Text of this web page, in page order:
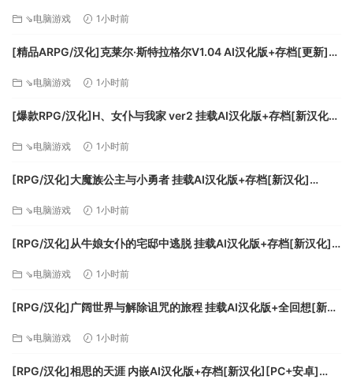
DirectX®:9
Sound:DirectX 10–compliant DirectX 9.0c–compliant
Additional:Peripherals Supported: Windows-
controller (Xbox 360 Controller for Windows
recommended). Requires UPLAY account.
RECOMMENDED:
Processor:2.66 GHz Intel® Core™2 Quad Q8400
Memory:4 GB RAM
DirectX®:11
Sound:(5.1 surround sound recommended)
Additional:Peripherals Supported: Windows-
⇘电脑游戏 1小时前
[精品ARPG/汉化]克莱尔·斯特拉格尔V1.04 AI汉化版+存档[更新]
⇘电脑游戏 1小时前
[爆款RPG/汉化]H、女仆与我家 ver2 挂载AI汉化版+存档[新汉化]
⇘电脑游戏 1小时前
[RPG/汉化]大魔族公主与小勇者 挂载AI汉化版+存档[新汉化]
⇘电脑游戏 1小时前
[RPG/汉化]从牛娘女仆的宅邸中逃脱 挂载AI汉化版+存档[新汉化]
⇘电脑游戏 1小时前
[RPG/汉化]广阔世界与解除诅咒的旅程 挂载AI汉化版+全回想[新汉
⇘电脑游戏 1小时前
[RPG/汉化]相思的天涯 内嵌AI汉化版+存档[新汉化][PC+安卓]